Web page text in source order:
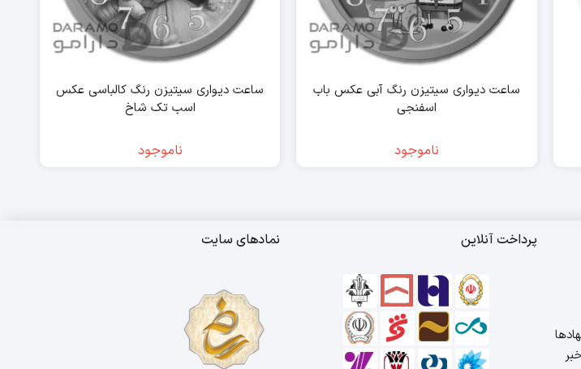
ساعت دیواری سیتیزن رنگ آبی عکس باب
اسفنجی
ناموجود
ساعت دیواری سیتیزن رنگ کالباسی عکس
اسب تک شاخ
ناموجود
پرداخت آنلاین نمادهای سایت